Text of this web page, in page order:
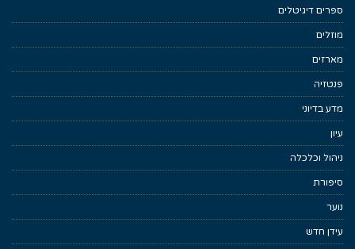
ספרים דיגיטלים
מוזלים
מארזים
פנטזיה
מדע בדיוני
עיון
ניהול וכלכלה
סיפורת
נוער
עידן חדש